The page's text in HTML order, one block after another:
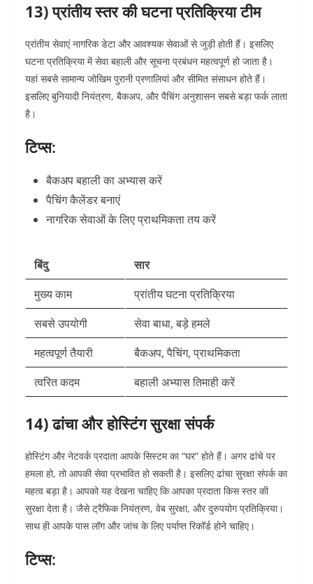
13) प्रांतीय स्तर की घटना प्रतिक्रिया टीम
प्रांतीय सेवाएं नागरिक डेटा और आवश्यक सेवाओं से जुड़ी होती हैं। इसलिए
घटना प्रतिक्रिया में सेवा बहाली और सूचना प्रबंधन महत्वपूर्ण हो जाता है।
यहां सबसे सामान्य जोखिम पुरानी प्रणालियां और सीमित संसाधन होते हैं।
इसलिए बुनियादी नियंत्रण, बैकअप, और पैचिंग अनुशासन सबसे बड़ा फर्क लाता
है।
टिप्स:
बैकअप बहाली का अभ्यास करें
पैचिंग कैलेंडर बनाएं
नागरिक सेवाओं के लिए प्राथमिकता तय करें
बिंदु
सार
मुख्य काम
प्रांतीय घटना प्रतिक्रिया
सबसे उपयोगी
सेवा बाधा, बड़े हमले
महत्वपूर्ण तैयारी
बैकअप, पैचिंग, प्राथमिकता
त्वरित कदम
बहाली अभ्यास तिमाही करें
14) ढांचा और होस्टिंग सुरक्षा संपर्क
होस्टिंग और नेटवर्क प्रदाता आपके सिस्टम का “घर” होते हैं। अगर ढांचे पर
हमला हो, तो आपकी सेवा प्रभावित हो सकती है। इसलिए ढांचा सुरक्षा संपर्क का
महत्व बड़ा है। आपको यह देखना चाहिए कि आपका प्रदाता किस स्तर की
सुरक्षा देता है। जैसे ट्रैफिक नियंत्रण, वेब सुरक्षा, और दुरुपयोग प्रतिक्रिया।
साथ ही आपके पास लॉग और जांच के लिए पर्याप्त रिकॉर्ड होने चाहिए।
टिप्स: